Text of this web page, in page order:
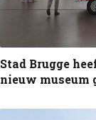
Stad Brugge
nieuw museum